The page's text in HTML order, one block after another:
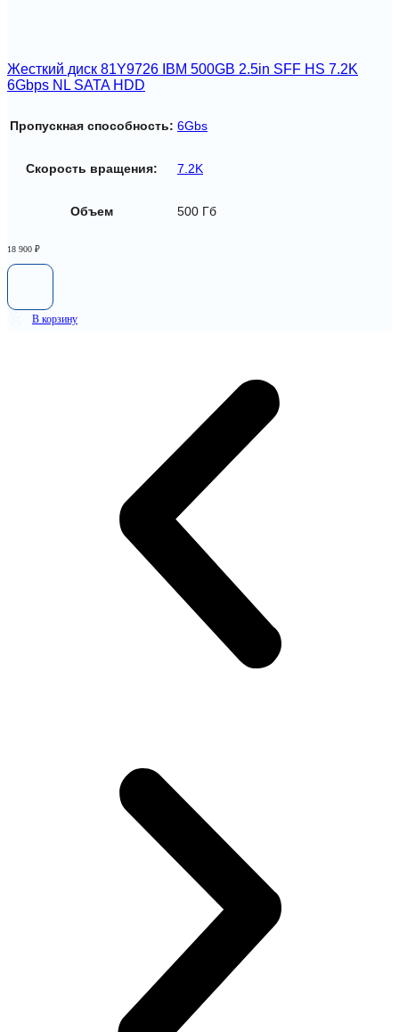
Жесткий диск 81Y9726 IBM 500GB 2.5in SFF HS 7.2K
6Gbps NL SATA HDD
Пропускная способность: 6Gbs
Скорость вращения: 7.2K
Объем 500 Гб
18 900 ₽
В корзину